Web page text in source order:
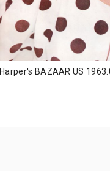
Harper's BAZAAR US